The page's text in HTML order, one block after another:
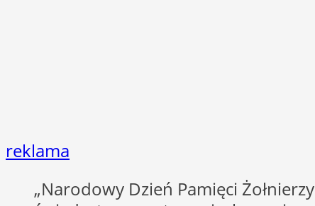
reklama
„Narodowy Dzień Pamięci